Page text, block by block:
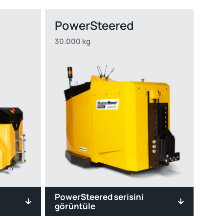
PowerSteered
30.000 kg
Uzaktan kumandalı bu çözüm
30.000 kg'a kadar yükleri taşırken
PowerSteered serisini
görüntüle